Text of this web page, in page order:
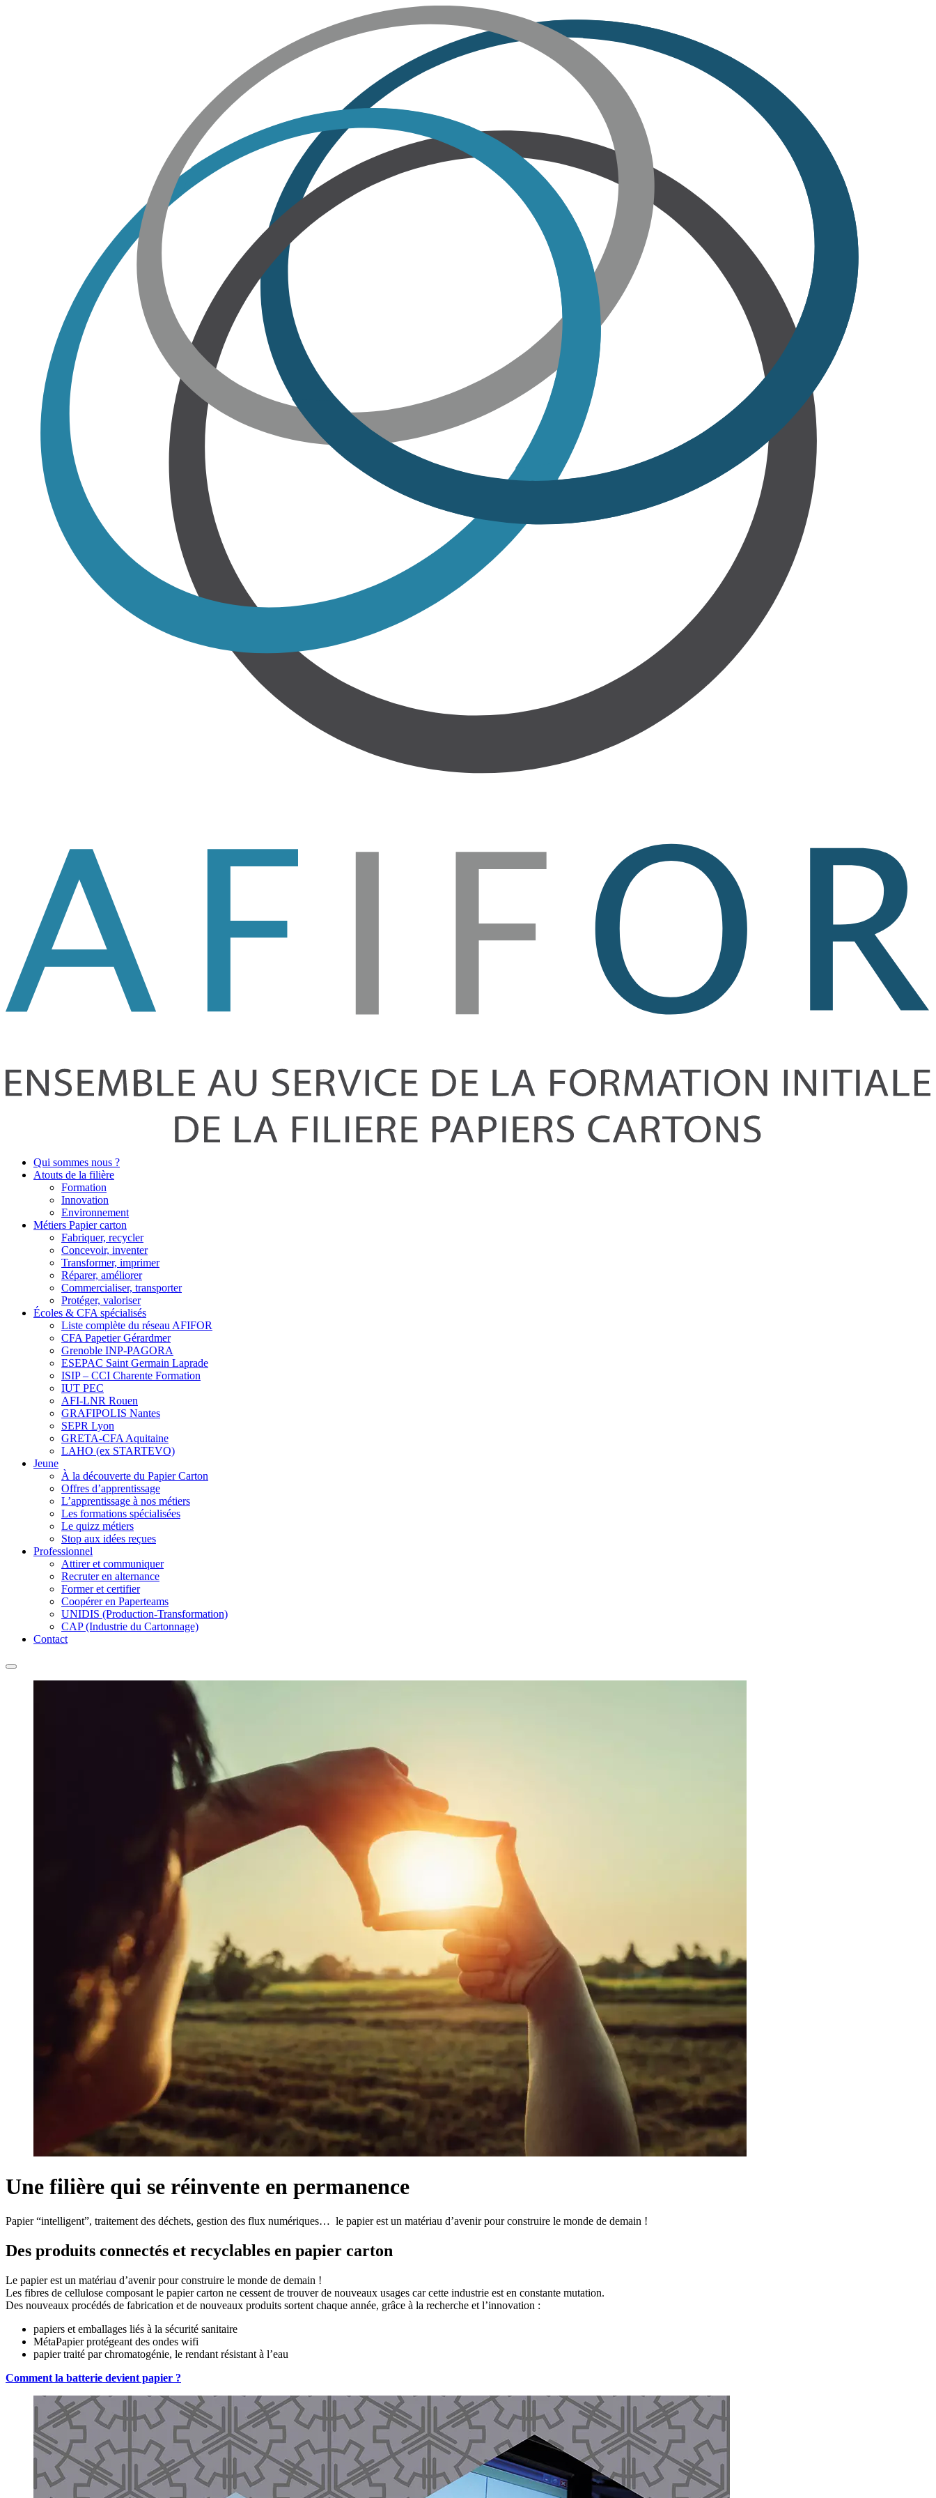
Qui sommes nous ?
Atouts de la filière
Formation
Innovation
Environnement
Métiers Papier carton
Fabriquer, recycler
Concevoir, inventer
Transformer, imprimer
Réparer, améliorer
Commercialiser, transporter
Protéger, valoriser
Écoles & CFA spécialisés
Liste complète du réseau AFIFOR
CFA Papetier Gérardmer
Grenoble INP-PAGORA
ESEPAC Saint Germain Laprade
ISIP – CCI Charente Formation
IUT PEC
AFI-LNR Rouen
GRAFIPOLIS Nantes
SEPR Lyon
GRETA-CFA Aquitaine
LAHO (ex STARTEVO)
Jeune
À la découverte du Papier Carton
Offres d’apprentissage
L’apprentissage à nos métiers
Les formations spécialisées
Le quizz métiers
Stop aux idées reçues
Professionnel
Attirer et communiquer
Recruter en alternance
Former et certifier
Coopérer en Paperteams
UNIDIS (Production-Transformation)
CAP (Industrie du Cartonnage)
Contact
Une filière qui se réinvente en permanence
Papier “intelligent”, traitement des déchets, gestion des flux numériques… le papier est un matériau d’avenir pour construire le monde de demain !
Des produits connectés et recyclables en papier carton
Le papier est un matériau d’avenir pour construire le monde de demain !
Les fibres de cellulose composant le papier carton ne cessent de trouver de nouveaux usages car cette industrie est en constante mutation.
Des nouveaux procédés de fabrication et de nouveaux produits sortent chaque année, grâce à la recherche et l’innovation :
papiers et emballages liés à la sécurité sanitaire
MétaPapier protégeant des ondes wifi
papier traité par chromatogénie, le rendant résistant à l’eau
Comment la batterie devient papier ?